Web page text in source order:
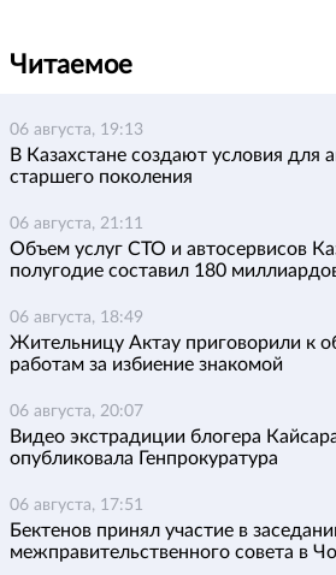
Читаемое
06 августа, 19:13
В Казахстане создают условия для
старшего поколения
06 августа, 21:11
Объем услуг СТО и автосервисов
полугодие составил 180
06 августа, 18:49
Жительницу Актау приговорили к
работам за избиение знакомой
06 августа, 20:07
Видео экстрадиции блогера
опубликовала Генпрокуратура
06 августа, 17:51
Бектенов принял участие в
межправительственного совета в